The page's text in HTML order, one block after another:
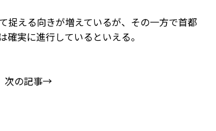
捉える向きが増えているが、その一方で首都
実に進行しているといえる。
次の記事→